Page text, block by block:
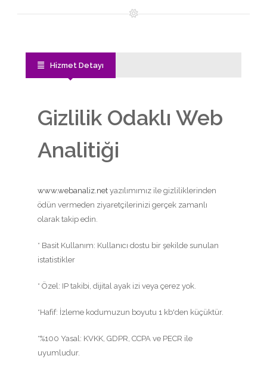
Hizmet Detayı
Gizlilik Odaklı Web
Analitiği
www.webanaliz.net yazılımımız ile gizliliklerinden
ödün vermeden ziyaretçilerinizi gerçek zamanlı
olarak takip edin.
* Basit Kullanım: Kullanıcı dostu bir şekilde sunulan
istatistikler
* Özel: IP takibi, dijital ayak izi veya çerez yok.
*Hafif: İzleme kodumuzun boyutu 1 kb'den küçüktür.
*%100 Yasal: KVKK, GDPR, CCPA ve PECR ile
uyumludur.